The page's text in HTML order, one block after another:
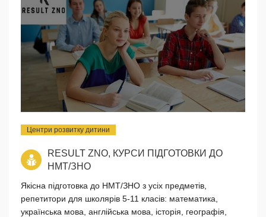
Центри розвитку дитини
RESULT ZNO, КУРСИ ПІДГОТОВКИ ДО
НМТ/ЗНО
Якісна підготовка до НМТ/ЗНО з усіх предметів,
репетитори для школярів 5-11 класів: математика,
українська мова, англійська мова, історія, географія,